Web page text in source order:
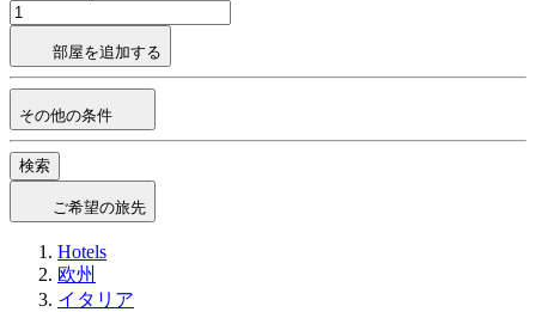
部屋を追加する
その他の条件
検索
ご希望の旅先
Hotels
欧州
イタリア